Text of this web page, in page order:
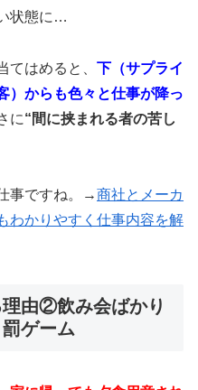
状態に…
てはめると、 下（サプライ
）からも色々と仕事が降っ
に“間に挟まれる者の苦し
事ですね。→商社とメーカ
わかりやすく仕事内容を解
由②飲み会ばかり
ゲーム